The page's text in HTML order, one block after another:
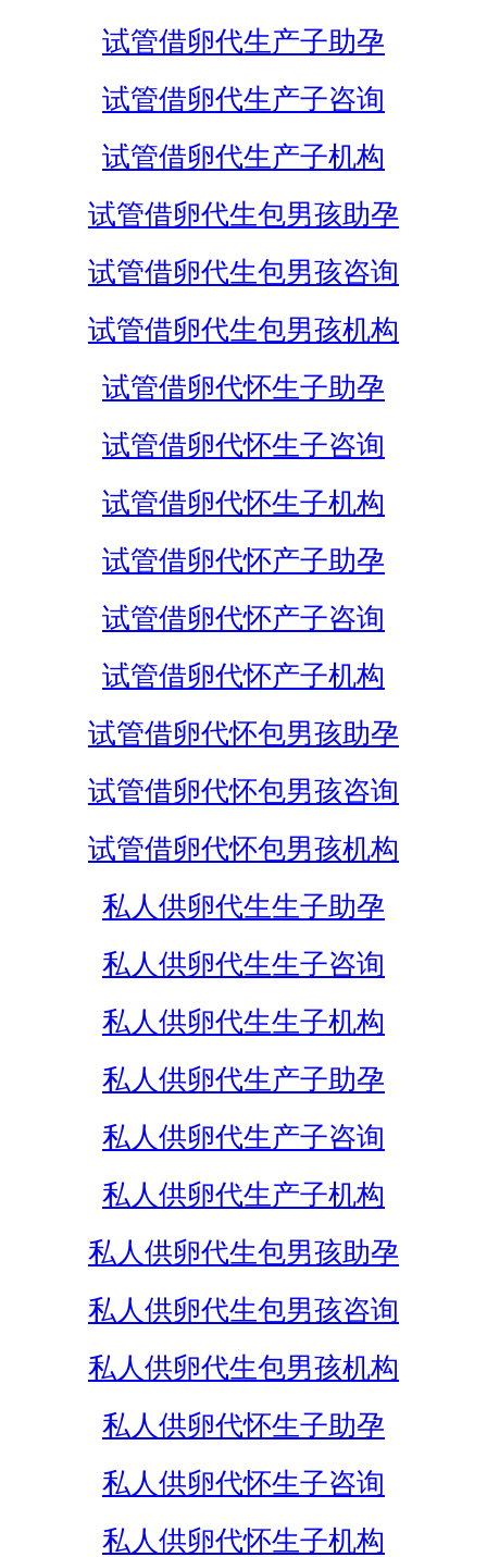
试管借卵代生产子助孕
试管借卵代生产子咨询
试管借卵代生产子机构
试管借卵代生包男孩助孕
试管借卵代生包男孩咨询
试管借卵代生包男孩机构
试管借卵代怀生子助孕
试管借卵代怀生子咨询
试管借卵代怀生子机构
试管借卵代怀产子助孕
试管借卵代怀产子咨询
试管借卵代怀产子机构
试管借卵代怀包男孩助孕
试管借卵代怀包男孩咨询
试管借卵代怀包男孩机构
私人供卵代生生子助孕
私人供卵代生生子咨询
私人供卵代生生子机构
私人供卵代生产子助孕
私人供卵代生产子咨询
私人供卵代生产子机构
私人供卵代生包男孩助孕
私人供卵代生包男孩咨询
私人供卵代生包男孩机构
私人供卵代怀生子助孕
私人供卵代怀生子咨询
私人供卵代怀生子机构